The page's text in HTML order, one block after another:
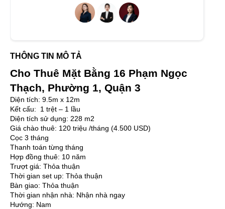
THÔNG TIN MÔ TẢ
Cho Thuê Mặt Bằng 16 Phạm Ngọc
Thạch, Phường 1, Quận 3
Diện tích: 9.5m x 12m
Kết cấu:
1 trệt – 1 lầu
Diện tích sử dụng: 228 m2
Giá chào thuê: 120 triệu /tháng (4.500 USD)
Cọc 3 tháng
Thanh toán từng tháng
Hợp đồng thuê: 10 năm
Trượt giá: Thỏa thuận
Thời gian set up: Thỏa thuận
Bàn giao: Thỏa thuận
Thời gian nhận nhà: Nhận nhà ngay
Hướng: Nam